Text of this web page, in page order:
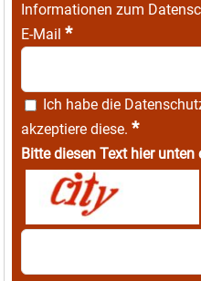
Informationen zum
E-Mail *
Ich habe die
akzeptiere diese. *
Bitte diesen Text hier unten